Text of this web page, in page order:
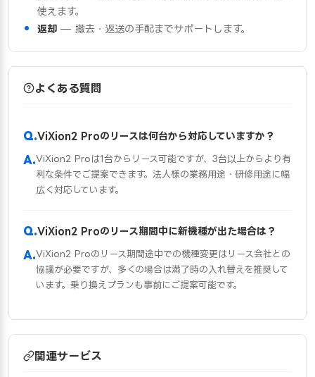
使えます。
返却 — 撤去・返送の手配までサポートします。
よくある質問
ViXion2 Proのリースは何台から対応していますか？
ViXion2 Proは1台からリース可能ですが、3台以上からより有
利な条件でご提案できます。法人様の業務用途・研修用途に幅
広く対応しています。
ViXion2 Proのリース期間中に新機種が出た場合は？
ViXion2 Proのリース期間途中での機種変更はリース会社との
協議が必要ですが、多くの場合は満了時の入れ替えを推奨して
います。乗り換えプランも事前にご提案可能です。
関連サービス